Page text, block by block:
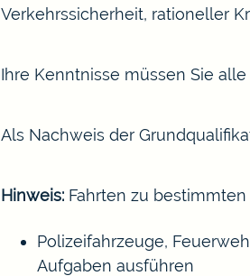
Verkehrssicherheit, rationeller
Ihre Kenntnisse müssen Sie
Als Nachweis der
Hinweis: Fahrten zu
Polizeifahrzeuge,
Aufgaben ausführen